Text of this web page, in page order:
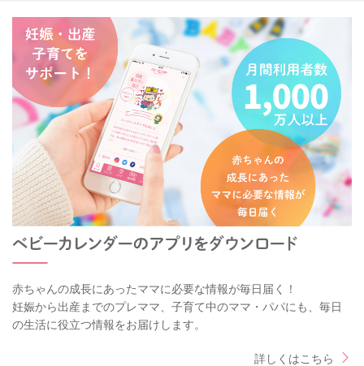
赤ちゃんの成長にあったママに必要な情報が毎日届く！
妊娠から出産までのプレママ、子育て中のママ・パパにも、毎日
の生活に役立つ情報をお届けします。
詳しくはこちら